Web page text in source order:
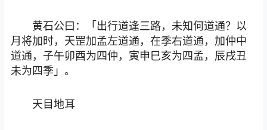
黄石公曰：「出行道逢三路，未知何道通？以
月将加时，天罡加孟左道通，在季右道通，加仲中
道通，子午卯酉为四仲，寅申巳亥为四孟，辰戌丑
未为四季」。
天目地耳